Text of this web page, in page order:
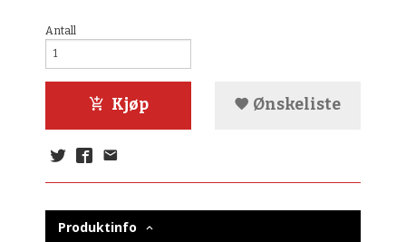
Antall
Kjøp Ønskeliste
Produktinfo